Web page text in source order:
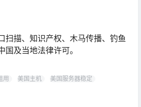
扫描、知识产权、木马传播、钓鱼
国及当地法律许可。
用 美国主机
美国服务器稳定